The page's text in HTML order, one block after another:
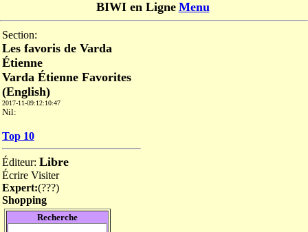
BIWI en Ligne Menu
Section:
Les favoris de Varda
Étienne
Varda Étienne Favorites
(English)
2017-11-09:12:10:47
Nil:
Top 10
Éditeur: Libre
Écrire Visiter
Expert:(???)
Shopping
Recherche